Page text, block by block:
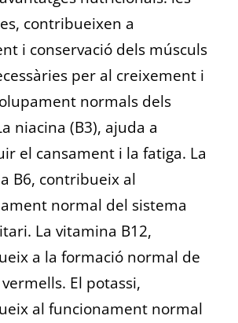
contribueixen a
i conservació dels músculs
per al creixement i
normals dels
niacina (B3), ajuda a
el cansament i la fatiga. La
B6, contribueix al
normal del sistema
La vitamina B12,
a la formació normal de
El potassi,
al funcionament normal